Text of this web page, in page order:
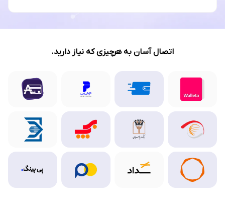
اتصال آسان به هرچیزی که نیاز دارید.